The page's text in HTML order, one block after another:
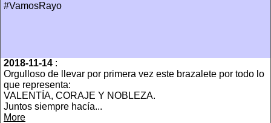
#VamosRayo
2018-11-14 :
Orgulloso de llevar por primera vez este brazalete por todo lo
que representa:
VALENTÍA, CORAJE Y NOBLEZA.
Juntos siempre hacía...
More